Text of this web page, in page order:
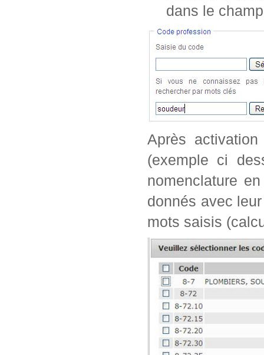
dans le
Après
(exemple ci
nomenclature
donnés avec
mots saisis